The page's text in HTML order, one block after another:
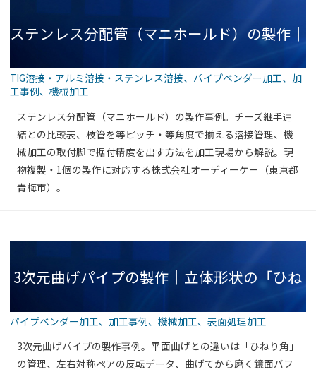
ステンレス分配管（マニホールド）の製作｜
【製作事例】
TIG溶接・アルミ溶接・ステンレス溶接、 パイプベンダー加工、 加
工事例、 機械加工
ステンレス分配管（マニホールド）の製作事例。チーズ継手連
結との比較表、枝管を等ピッチ・等角度で揃える溶接管理、機
械加工の取付脚で据付精度を出す方法を加工現場から解説。現
物複製・1個の製作に対応する株式会社オーディーケー（東京都
青梅市）。
3次元曲げパイプの製作｜立体形状の「ひね
り」を管理する曲げ加工と鏡面仕上げ【製作
パイプベンダー加工、 加工事例、 機械加工、 表面処理加工
3次元曲げパイプの製作事例。平面曲げとの違いは「ひねり角」
の管理、左右対称ペアの反転データ、曲げてから磨く鏡面バフ